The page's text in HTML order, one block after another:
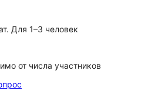
Для 1–3 человек
от числа участников